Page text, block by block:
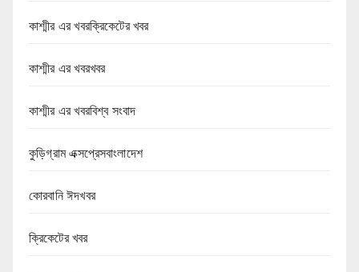
কাশ্মীর এর খবরক্রিকেটের খবর
কাশ্মীর এর খবরখবর
কাশ্মীর এর খবরবিশ্ব সংবাদ
কুড়িগ্রাম এক্সপ্রেসবাংলাদেশ
কোরবানি ঈদখবর
ক্রিকেটের খবর